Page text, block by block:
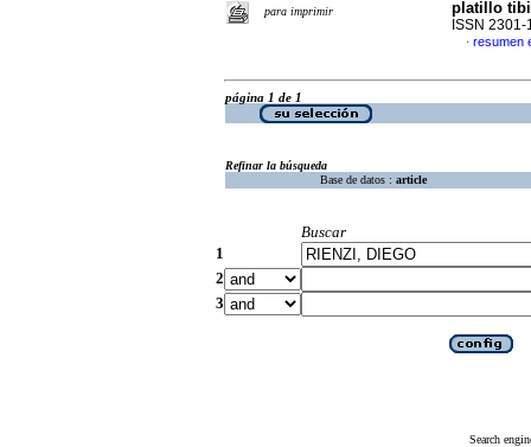
para imprimir
platillo
ISSN 2301-
· resumen
página 1 de 1
Refinar la búsqueda
Base de datos : article
Buscar
1
2
3
Search